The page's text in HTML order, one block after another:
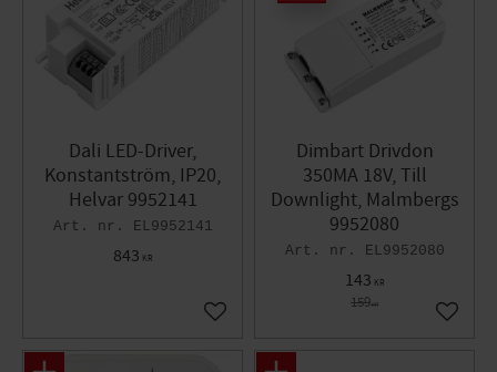
Dali LED-Driver,
Konstantström, IP20,
Helvar 9952141
EL9952141
843 KR
Lägg till i favoriter
Dimbart Drivdon
350MA 18V, Till
Downlight, Malmbergs
9952080
EL9952080
143 KR
159KR
Lägg